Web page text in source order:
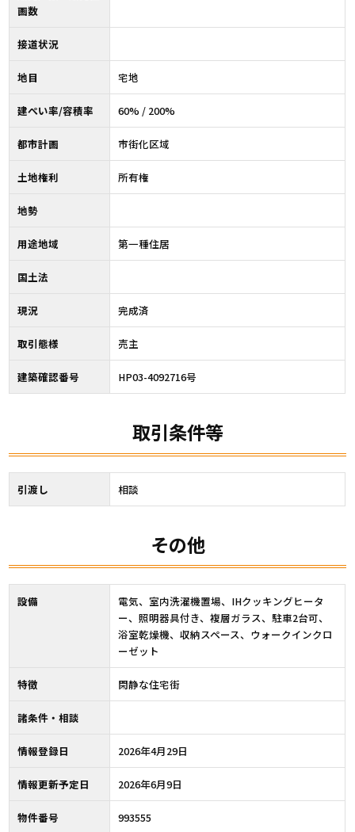
画数
接道状況
地目 宅地
建ぺい率/容積率 60% / 200%
都市計画 市街化区域
土地権利 所有権
地勢
用途地域 第一種住居
国土法
現況 完成済
取引態様 売主
建築確認番号 HP03-4092716号
取引条件等
引渡し 相談
その他
設備
電気、室内洗濯機置場、IHクッキングヒータ
ー、照明器具付き、複層ガラス、駐車2台可、
浴室乾燥機、収納スペース、ウォークインクロ
ーゼット
特徴 閑静な住宅街
諸条件・相談
情報登録日 2026年4月29日
情報更新予定日 2026年6月9日
物件番号 993555